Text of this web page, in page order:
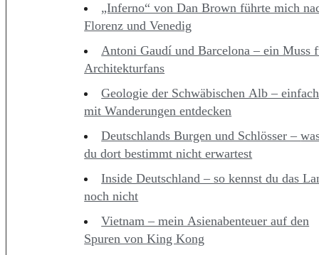
„Inferno“ von Dan Brown führte mich
Florenz und Venedig
Antoni Gaudí und Barcelona – ein Muss
Architekturfans
Geologie der Schwäbischen Alb – einfach
mit Wanderungen entdecken
Deutschlands Burgen und Schlösser – was
du dort bestimmt nicht erwartest
Inside Deutschland – so kennst du das
noch nicht
Vietnam – mein Asienabenteuer auf den
Spuren von King Kong